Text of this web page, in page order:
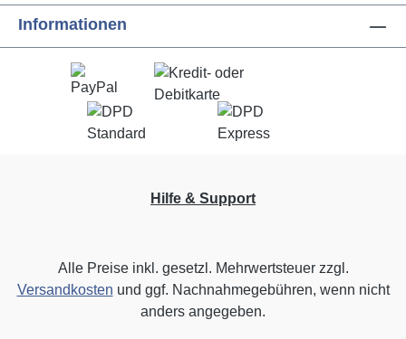
Informationen
Hilfe & Support
Alle Preise inkl. gesetzl. Mehrwertsteuer zzgl.
Versandkosten und ggf. Nachnahmegebühren, wenn nicht
anders angegeben.